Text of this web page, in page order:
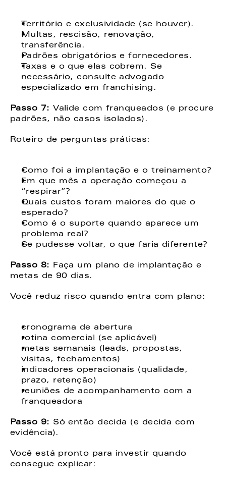
Território e exclusividade (se houver).
Multas, rescisão, renovação,
transferência.
Padrões obrigatórios e fornecedores.
Taxas e o que elas cobrem. Se
necessário, consulte advogado
especializado em franchising.
Passo 7: Valide com franqueados (e procure
padrões, não casos isolados).
Roteiro de perguntas práticas:
Como foi a implantação e o treinamento?
Em que mês a operação começou a
“respirar”?
Quais custos foram maiores do que o
esperado?
Como é o suporte quando aparece um
problema real?
Se pudesse voltar, o que faria diferente?
Passo 8: Faça um plano de implantação e
metas de 90 dias.
Você reduz risco quando entra com plano:
cronograma de abertura
rotina comercial (se aplicável)
metas semanais (leads, propostas,
visitas, fechamentos)
indicadores operacionais (qualidade,
prazo, retenção)
reuniões de acompanhamento com a
franqueadora
Passo 9: Só então decida (e decida com
evidência).
Você está pronto para investir quando
consegue explicar: